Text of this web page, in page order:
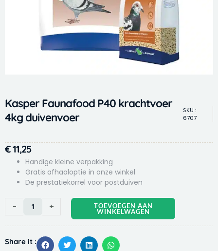
Kasper Faunafood P40 krachtvoer
4kg duivenvoer
SKU :
6707
€11,25
Handige kleine verpakking
Gratis afhaaloptie in onze winkel
De prestatiekorrel voor postduiven
-
P40
krachtvoer
4kg
+ TOEVOEGEN AAN
WINKELWAGEN
Share it :